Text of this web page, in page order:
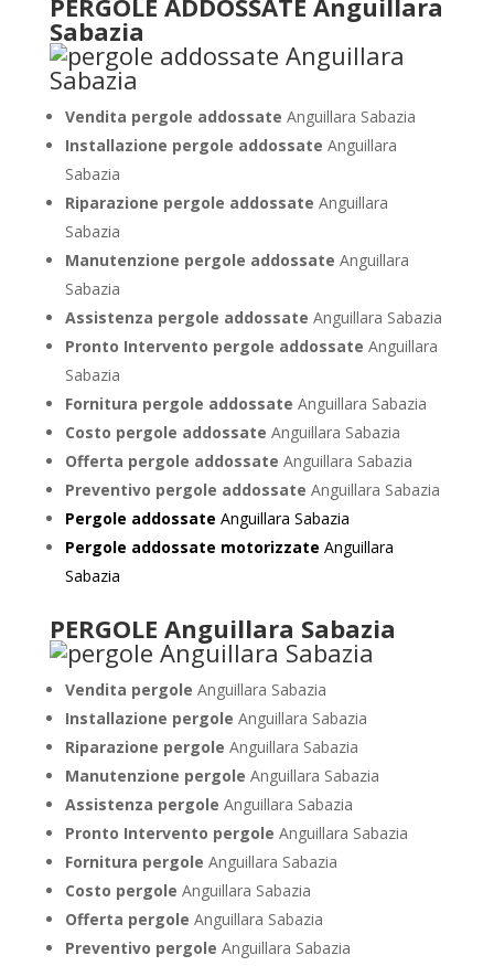
PERGOLE ADDOSSATE Anguillara
Sabazia
Vendita pergole addossate Anguillara Sabazia
Installazione pergole addossate Anguillara
Sabazia
Riparazione pergole addossate Anguillara
Sabazia
Manutenzione pergole addossate Anguillara
Sabazia
Assistenza pergole addossate Anguillara Sabazia
Pronto Intervento pergole addossate Anguillara
Sabazia
Fornitura pergole addossate Anguillara Sabazia
Costo pergole addossate Anguillara Sabazia
Offerta pergole addossate Anguillara Sabazia
Preventivo pergole addossate Anguillara Sabazia
Pergole addossate Anguillara Sabazia
Pergole addossate motorizzate Anguillara
Sabazia
PERGOLE Anguillara Sabazia
Vendita pergole Anguillara Sabazia
Installazione pergole Anguillara Sabazia
Riparazione pergole Anguillara Sabazia
Manutenzione pergole Anguillara Sabazia
Assistenza pergole Anguillara Sabazia
Pronto Intervento pergole Anguillara Sabazia
Fornitura pergole Anguillara Sabazia
Costo pergole Anguillara Sabazia
Offerta pergole Anguillara Sabazia
Preventivo pergole Anguillara Sabazia